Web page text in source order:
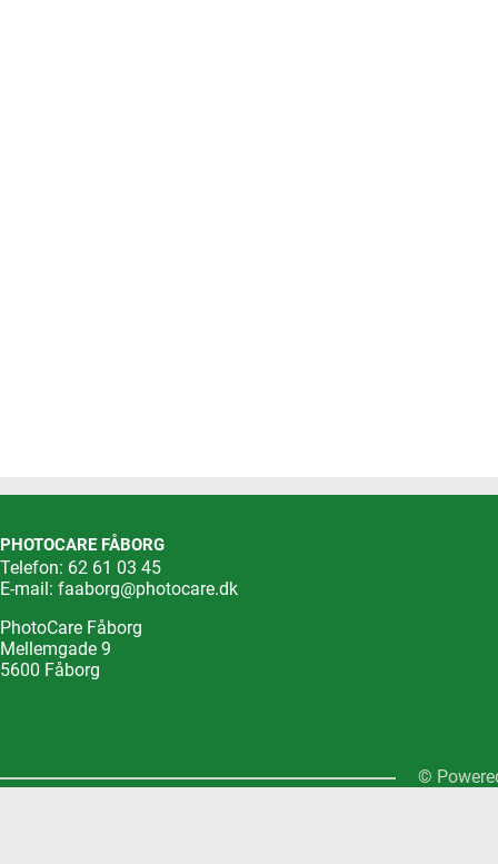
PHOTOCARE FÅBORG
Telefon: 62 61 03 45
E-mail: faaborg@photocare.dk
PhotoCare Fåborg
Mellemgade 9
5600 Fåborg
©